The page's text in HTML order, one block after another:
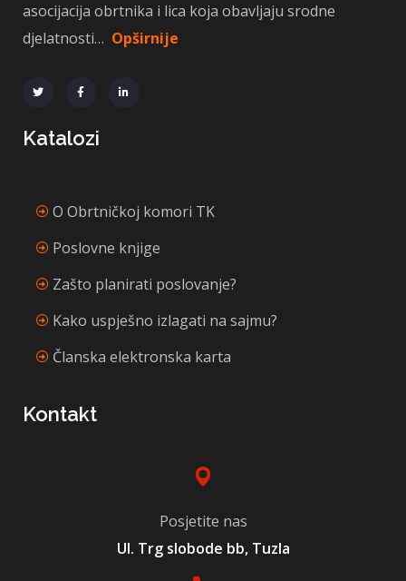
asocijacija obrtnika i lica koja obavljaju srodne
djelatnosti… Opširnije
Katalozi
O Obrtničkoj komori TK
Poslovne knjige
Zašto planirati poslovanje?
Kako uspješno izlagati na sajmu?
Članska elektronska karta
Kontakt
Posjetite nas
Ul. Trg slobode bb, Tuzla